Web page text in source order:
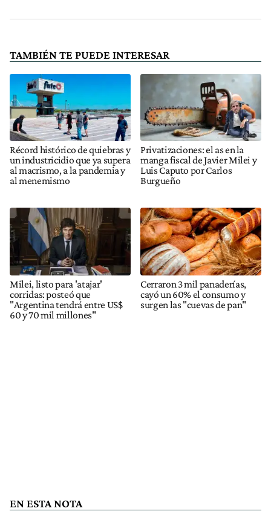
TAMBIÉN TE PUEDE INTERESAR
Récord histórico de quiebras y
un industricidio que ya supera
al macrismo, a la pandemia y
al menemismo
Privatizaciones: el as en la
manga fiscal de Javier Milei y
Luis Caputo por Carlos
Burgueño
Milei, listo para 'atajar'
corridas: posteó que
"Argentina tendrá entre US$
60 y 70 mil millones"
Cerraron 3 mil panaderías,
cayó un 60% el consumo y
surgen las "cuevas de pan"
EN ESTA NOTA